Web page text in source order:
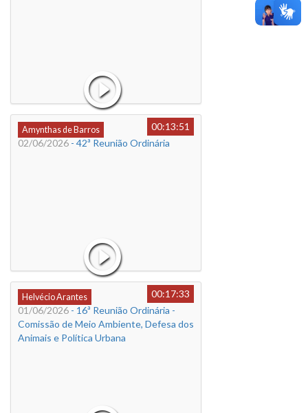
Amynthas de Barros
00:13:51
02/06/2026 - 42ª Reunião Ordinária
Helvécio Arantes
00:17:33
01/06/2026 - 16ª Reunião Ordinária -
Comissão de Meio Ambiente, Defesa dos
Animais e Política Urbana